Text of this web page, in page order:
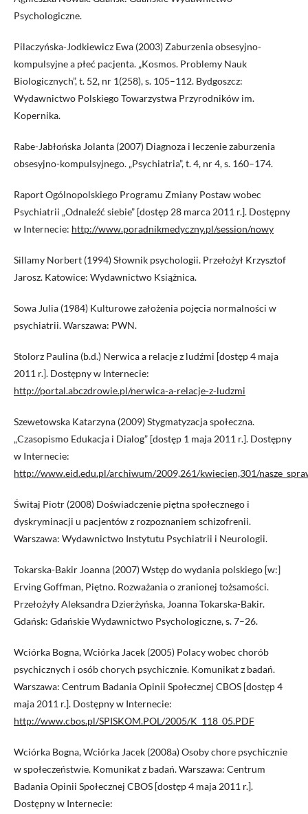
Psychologiczne.
Pilaczyńska-Jodkiewicz Ewa (2003) Zaburzenia obsesyjno-
kompulsyjne a płeć pacjenta. „Kosmos. Problemy Nauk
Biologicznych”, t. 52, nr 1(258), s. 105–112. Bydgoszcz:
Wydawnictwo Polskiego Towarzystwa Przyrodników im.
Kopernika.
Rabe-Jabłońska Jolanta (2007) Diagnoza i leczenie zaburzenia
obsesyjno-kompulsyjnego. „Psychiatria”, t. 4, nr 4, s. 160–174.
Raport Ogólnopolskiego Programu Zmiany Postaw wobec
Psychiatrii „Odnaleźć siebie” [dostęp 28 marca 2011 r.]. Dostępny
w Internecie: http://www.poradnikmedyczny.pl/session/nowy
Sillamy Norbert (1994) Słownik psychologii. Przełożył Krzysztof
Jarosz. Katowice: Wydawnictwo Książnica.
Sowa Julia (1984) Kulturowe założenia pojęcia normalności w
psychiatrii. Warszawa: PWN.
Stolorz Paulina (b.d.) Nerwica a relacje z ludźmi [dostęp 4 maja
2011 r.]. Dostępny w Internecie:
http://portal.abczdrowie.pl/nerwica-a-relacje-z-ludzmi
Szewetowska Katarzyna (2009) Stygmatyzacja społeczna.
„Czasopismo Edukacja i Dialog” [dostęp 1 maja 2011 r.]. Dostępny
w Internecie:
http://www.eid.edu.pl/archiwum/2009,261/kwiecien,301/
Świtaj Piotr (2008) Doświadczenie piętna społecznego i
dyskryminacji u pacjentów z rozpoznaniem schizofrenii.
Warszawa: Wydawnictwo Instytutu Psychiatrii i Neurologii.
Tokarska-Bakir Joanna (2007) Wstęp do wydania polskiego [w:]
Erving Goffman, Piętno. Rozważania o zranionej tożsamości.
Przełożyły Aleksandra Dzierżyńska, Joanna Tokarska-Bakir.
Gdańsk: Gdańskie Wydawnictwo Psychologiczne, s. 7–26.
Wciórka Bogna, Wciórka Jacek (2005) Polacy wobec chorób
psychicznych i osób chorych psychicznie. Komunikat z badań.
Warszawa: Centrum Badania Opinii Społecznej CBOS [dostęp 4
maja 2011 r.]. Dostępny w Internecie:
http://www.cbos.pl/SPISKOM.POL/2005/K_118_05.PDF
Wciórka Bogna, Wciórka Jacek (2008a) Osoby chore psychicznie
w społeczeństwie. Komunikat z badań. Warszawa: Centrum
Badania Opinii Społecznej CBOS [dostęp 4 maja 2011 r.].
Dostępny w Internecie: